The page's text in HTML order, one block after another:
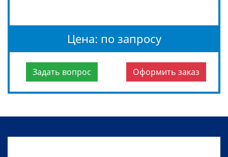
Цена: по запросу
Задать вопрос Оформить заказ